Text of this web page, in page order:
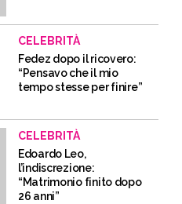
CELEBRITÀ
Fedez dopo il ricovero:
“Pensavo che il mio
tempo stesse per finire”
CELEBRITÀ
Edoardo Leo,
l’indiscrezione:
“Matrimonio finito dopo
26 anni”